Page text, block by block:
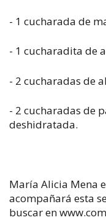
- 1 cucharada de
- 1 cucharadita de
- 2 cucharadas de
- 2 cucharadas de
deshidratada.
María Alicia Mena
acompañará esta
buscar en